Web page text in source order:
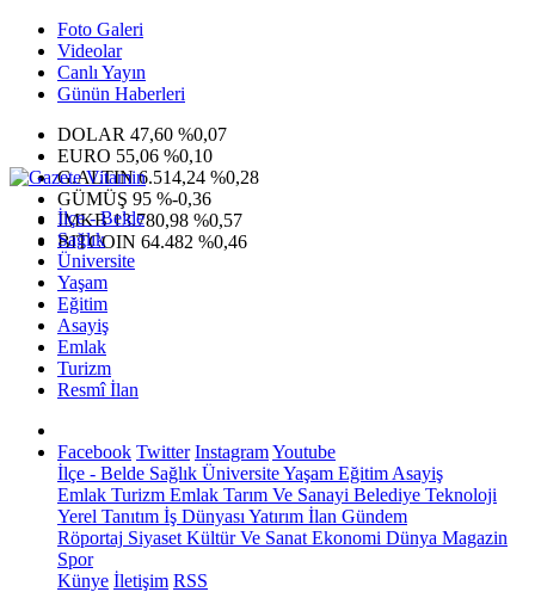
Foto Galeri
Videolar
Canlı Yayın
Günün Haberleri
DOLAR 47,60 %0,07
EURO 55,06 %0,10
G.ALTIN6.514,24 %0,28
GÜMÜŞ 95 %-0,36
IMKB13.780,98 %0,57
BITCOIN 64.482 %0,46
İlçe - Belde
Sağlık
Üniversite
Yaşam
Eğitim
Asayiş
Emlak
Turizm
Resmî İlan
Facebook Twitter InstagramYoutube
İlçe - Belde Sağlık ÜniversiteYaşam Eğitim Asayiş
Emlak Turizm Emlak Tarım Ve Sanayi Belediye Teknoloji
Yerel Tanıtım İş Dünyası Yatırım İlan Gündem
Röportaj Siyaset Kültür Ve Sanat Ekonomi Dünya Magazin
Spor
Künye İletişim RSS